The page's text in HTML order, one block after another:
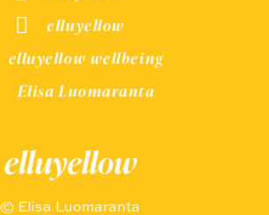
elluyellow
elluyellow wellbeing
Elisa Luomaranta
elluyellow
© Elisa Luomaranta